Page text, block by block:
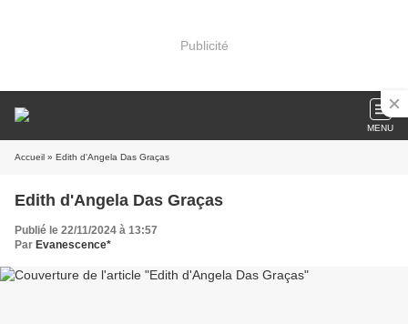
Publicité
MENU
Accueil » Edith d'Angela Das Graças
Edith d'Angela Das Graças
Publié le 22/11/2024 à 13:57
Par Evanescence*